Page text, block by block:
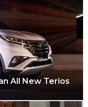
All New Terios